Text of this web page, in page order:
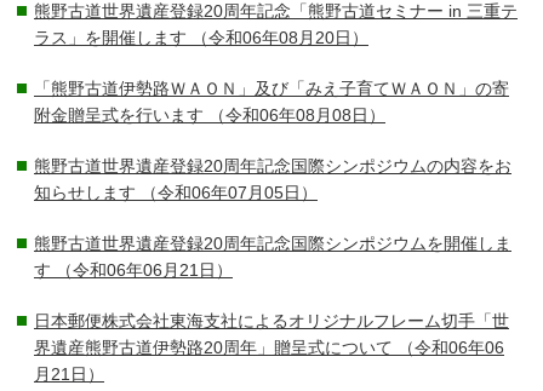
熊野古道世界遺産登録20周年記念「熊野古道セミナー in 三重テ
ラス」を開催します （令和06年08月20日）
「熊野古道伊勢路ＷＡＯＮ」及び「みえ子育てＷＡＯＮ」の寄
附金贈呈式を行います （令和06年08月08日）
熊野古道世界遺産登録20周年記念国際シンポジウムの内容をお
知らせします （令和06年07月05日）
熊野古道世界遺産登録20周年記念国際シンポジウムを開催しま
す （令和06年06月21日）
日本郵便株式会社東海支社によるオリジナルフレーム切手「世
界遺産熊野古道伊勢路20周年」贈呈式について （令和06年06
月21日）